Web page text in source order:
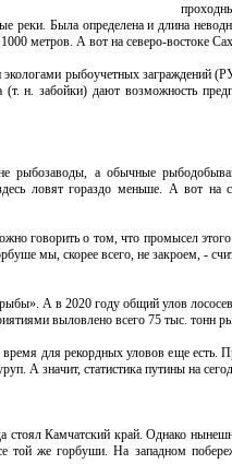
реки. Была определена и длина
метров. А вот на северо-востоке
рыбоучетных заграждений
н. забойки) дают возможность
рыбозаводы, а обычные
ловят гораздо меньше. А вот на
говорить о том, что промысел
мы, скорее всего, не закроем, -
А в 2020 году общий улов
выловлено всего 75 тыс. тонн
для рекордных уловов еще
А значит, статистика путины на
Камчатский край. Однако
той же горбуши. На западном